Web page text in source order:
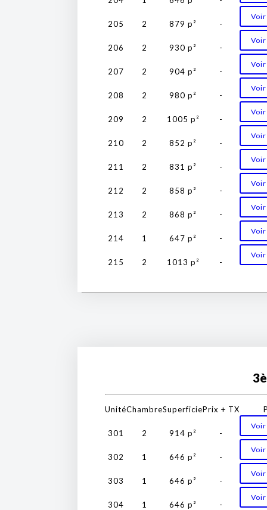
205 2 879 p² -
206 2 930 p² -
207 2 904 p² -
208 2 980 p² -
209 2 1005 p² -
210 2 852 p² -
211 2 831 p² -
212 2 858 p² -
213 2 868 p² -
214 1 647 p² -
215 2 1013 p² -
UnitéChambreSuperficiePrix + TX
301 2 914 p² -
302 1 646 p² -
303 1 646 p² -
304 1 646 p² -